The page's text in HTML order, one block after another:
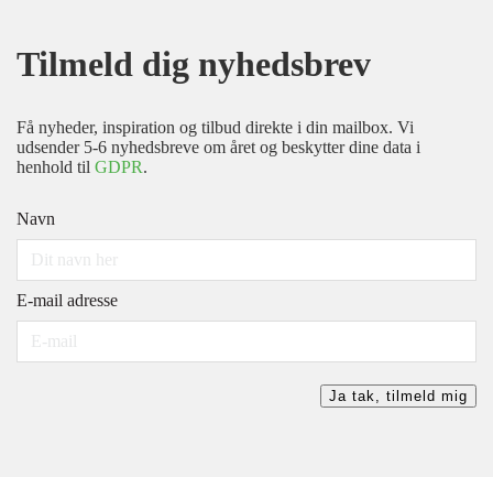
Tilmeld dig nyhedsbrev
Få nyheder, inspiration og tilbud direkte i din mailbox. Vi
udsender 5-6 nyhedsbreve om året og beskytter dine data i
henhold til GDPR.
Navn
E-mail adresse
Ja tak, tilmeld mig